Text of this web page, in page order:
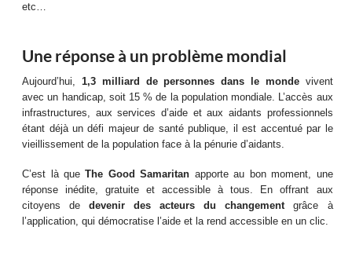
etc…
Une réponse à un problème mondial
Aujourd’hui, 1,3 milliard de personnes dans le mondevivent
avec un handicap, soit 15 % de la population mondiale. L’accès aux
infrastructures, aux services d’aide et aux aidants professionnels
étant déjà un défi majeur de santé publique, il est accentué par le
vieillissement de la population face à la pénurie d’aidants.
C’est là queThe Good Samaritan apporte au bon moment, une
réponse inédite, gratuite et accessible à tous. En offrant aux
citoyens dedevenir des acteurs du changementgrâce à
l’application, qui démocratise l’aide et la rend accessible en un clic.